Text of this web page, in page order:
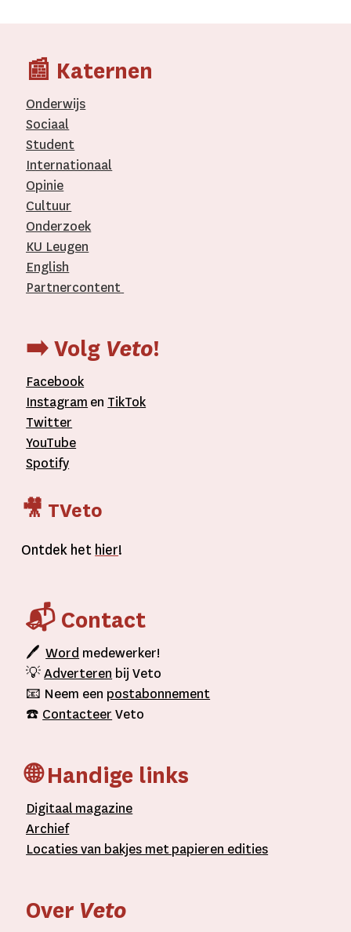
📰 Katernen
Onderwijs
Sociaal
Student
Internationaal­
Opinie
Cultuur
Onderzoek
KU Leugen
English
Partnercontent
➡️ Volg Veto!
Facebook
Instagram en TikTok
Twitter
YouTube
Spotify
🎥 TVeto
Ontdek het hier!
📬 Contact
🖊Word medewerker!
💡Adverteren bij Veto
📧 Neem een postabonnement
☎️ Contacteer Veto
🌐 Handige links
Digitaal magazine
Archief
Locaties van bakjes metpapieren edities
Over Veto